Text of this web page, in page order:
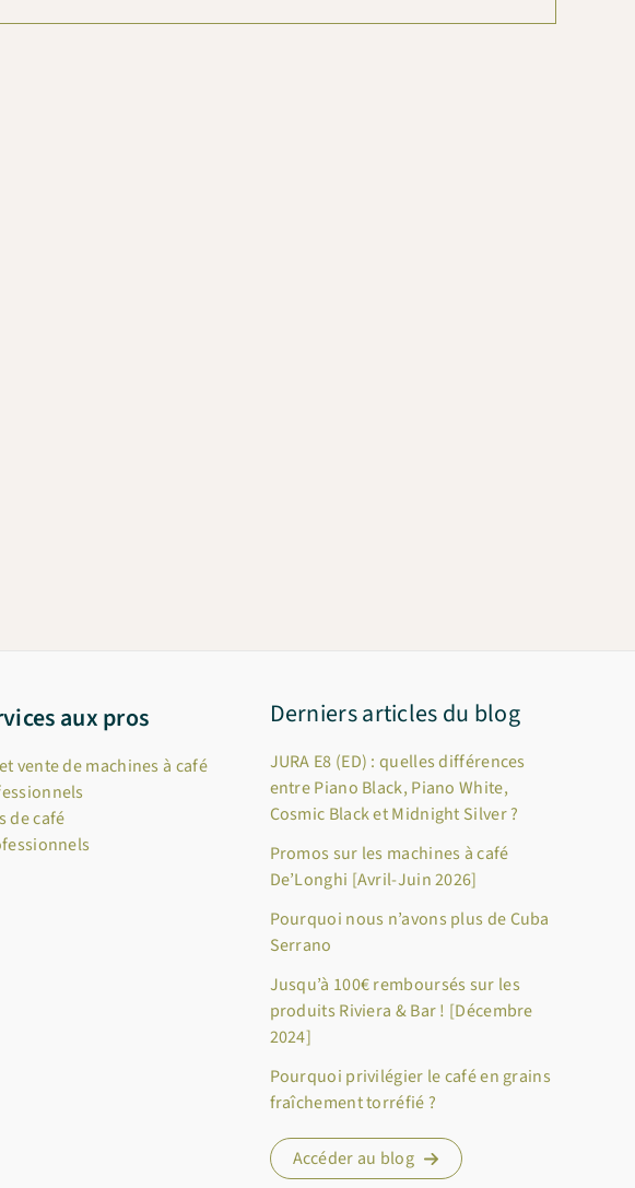
aux pros
vente de machines à café
de café
Derniers articles du blog
JURA E8 (ED) : quelles différences
entre Piano Black, Piano White,
Cosmic Black et Midnight Silver ?
Promos sur les machines à café
De’Longhi [Avril-Juin 2026]
Pourquoi nous n’avons plus de Cuba
Serrano
Jusqu’à 100€ remboursés sur les
produits Riviera & Bar ! [Décembre
2024]
Pourquoi privilégier le café en grains
fraîchement torréfié ?
Accéder au blog